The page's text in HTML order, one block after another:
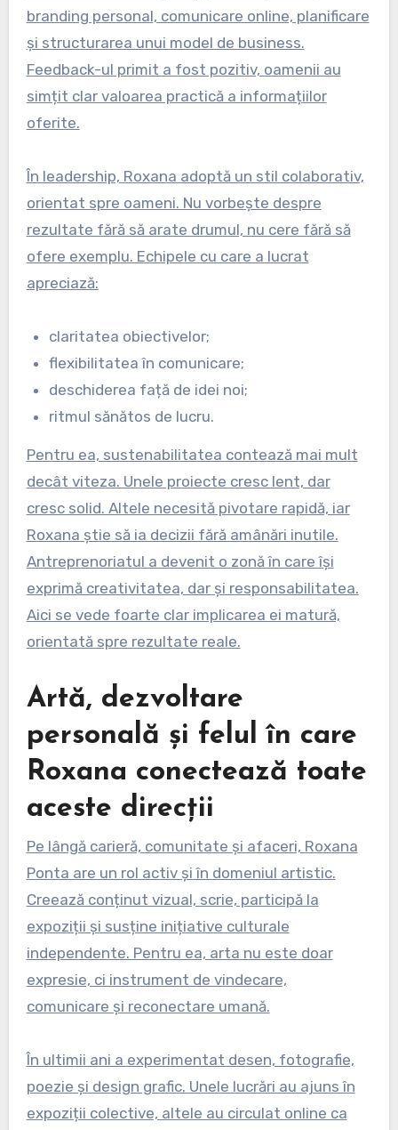
branding personal, comunicare online, planificare
și structurarea unui model de business.
Feedback-ul primit a fost pozitiv, oamenii au
simțit clar valoarea practică a informațiilor
oferite.
În leadership, Roxana adoptă un stil colaborativ,
orientat spre oameni. Nu vorbește despre
rezultate fără să arate drumul, nu cere fără să
ofere exemplu. Echipele cu care a lucrat
apreciază:
claritatea obiectivelor;
flexibilitatea în comunicare;
deschiderea față de idei noi;
ritmul sănătos de lucru.
Pentru ea, sustenabilitatea contează mai mult
decât viteza. Unele proiecte cresc lent, dar
cresc solid. Altele necesită pivotare rapidă, iar
Roxana știe să ia decizii fără amânări inutile.
Antreprenoriatul a devenit o zonă în care își
exprimă creativitatea, dar și responsabilitatea.
Aici se vede foarte clar implicarea ei matură,
orientată spre rezultate reale.
Artă, dezvoltare
personală și felul în care
Roxana conectează toate
aceste direcții
Pe lângă carieră, comunitate și afaceri, Roxana
Ponta are un rol activ și în domeniul artistic.
Creează conținut vizual, scrie, participă la
expoziții și susține inițiative culturale
independente. Pentru ea, arta nu este doar
expresie, ci instrument de vindecare,
comunicare și reconectare umană.
În ultimii ani a experimentat desen, fotografie,
poezie și design grafic. Unele lucrări au ajuns în
expoziții colective, altele au circulat online ca